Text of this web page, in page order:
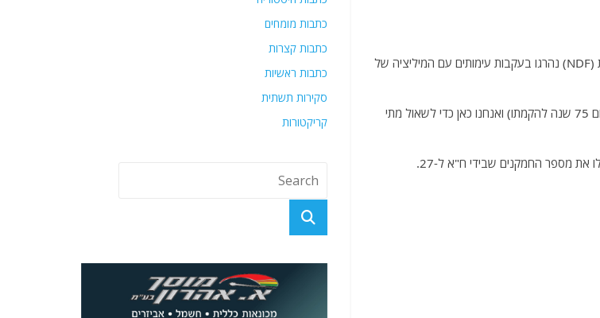
*- מזרח סוריה – העיירה אל-שומאטיה: שני אנשי המיליציה ההגנה הלאומית הסורית (NDF) נהרגו בעקבות עימותים עם המיליציה של
*- לבנון : בלבנון חוגגים היום 75 שנה להקמת צבא לבנון (גם הצבא הסורי חוגג היום 75 שנה להקמתו) ואנחנו כאן כדי לשאול מתי
כתבות מומחים
כתבות קצרות
כתבות ראשיות
סקירות תשתית
קריקטורות